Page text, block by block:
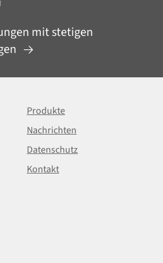
mit stetigen
Produkte
Nachrichten
Datenschutz
Kontakt